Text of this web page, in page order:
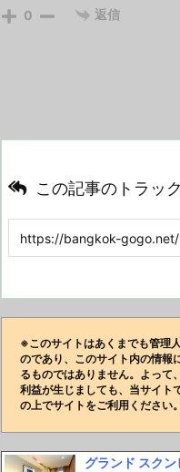
0 返信
この記事のトラッ
※このサイトはあくまでも管理
のであり、このサイト内の情報
るものではありません。よって
利益が生じましても、当サイト
の上でサイトをご利用ください。
グランド スク